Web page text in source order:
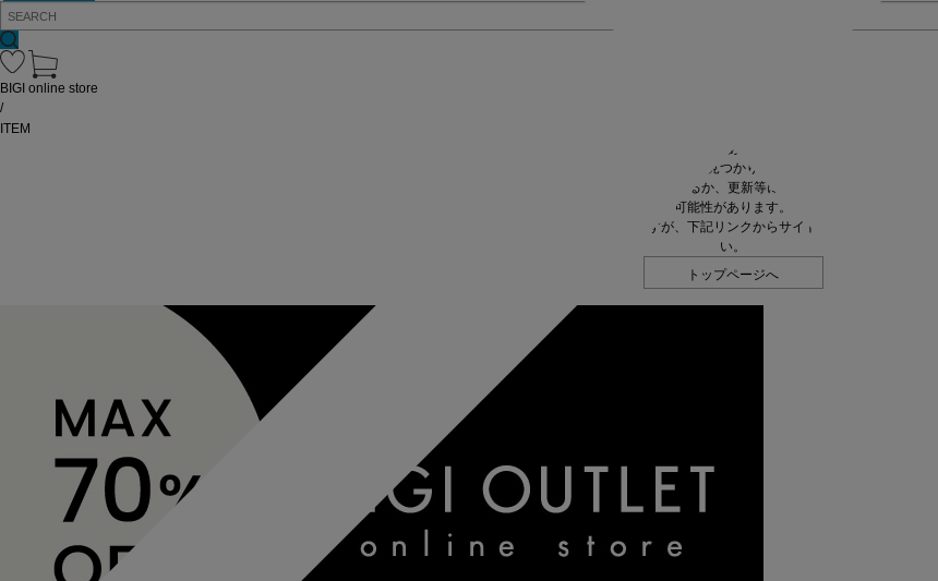
BIGI online store
/
ITEM
大変申し訳ありません。
ご指定の商品が見つかりませんでした。
URLのご指定に誤りがあるか、更新等に伴い削除されてしまった
可能性があります。
お手数とは思いますが、下記リンクからサイトへ移動してくださ
い。
トップページへ